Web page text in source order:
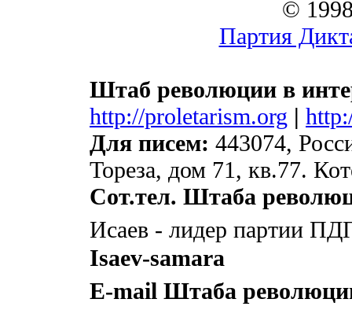
©
Партия
Штаб революции в
http://proletarism.org |
Для писем: 443074,
Тореза, дом 71, кв.77.
Сот.тел. Штаба
Исаев - лидер партии
Isaev-samara
E-mail Штаба